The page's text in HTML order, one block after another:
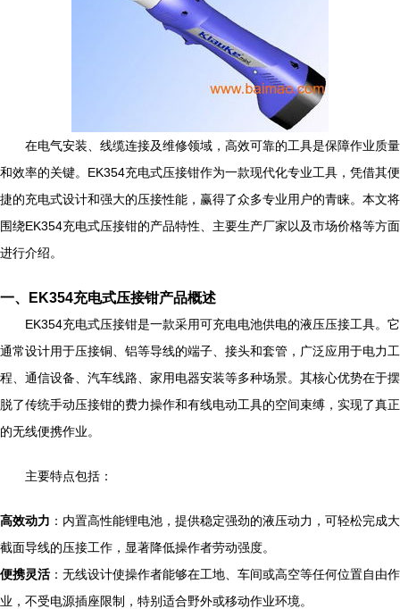
在电气安装、线缆连接及维修领域，高效可靠的工具是保障作业质量
和效率的关键。EK354充电式压接钳作为一款现代化专业工具，凭借其便
捷的充电式设计和强大的压接性能，赢得了众多专业用户的青睐。本文将
围绕EK354充电式压接钳的产品特性、主要生产厂家以及市场价格等方面
进行介绍。
一、EK354充电式压接钳产品概述
EK354充电式压接钳是一款采用可充电电池供电的液压压接工具。它
通常设计用于压接铜、铝等导线的端子、接头和套管，广泛应用于电力工
程、通信设备、汽车线路、家用电器安装等多种场景。其核心优势在于摆
脱了传统手动压接钳的费力操作和有线电动工具的空间束缚，实现了真正
的无线便携作业。
主要特点包括：
高效动力 ：内置高性能锂电池，提供稳定强劲的液压动力，可轻松完成大
截面导线的压接工作，显著降低操作者劳动强度。
便携灵活 ：无线设计使操作者能够在工地、车间或高空等任何位置自由作
业，不受电源插座限制，特别适合野外或移动作业环境。